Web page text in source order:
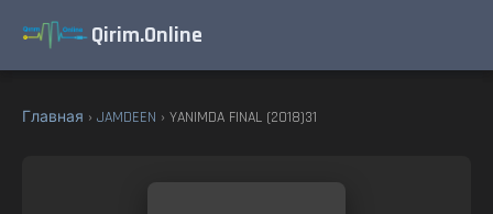
Qirim.Online
Главная › JAMDEEN › YANIMDA FINAL (2018)31